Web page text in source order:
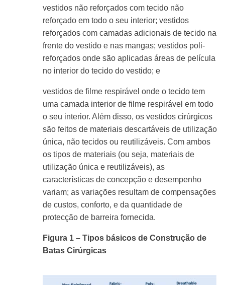
vestidos não reforçados com tecido não
reforçado em todo o seu interior; vestidos
reforçados com camadas adicionais de tecido na
frente do vestido e nas mangas; vestidos poli-
reforçados onde são aplicadas áreas de película
no interior do tecido do vestido; e
vestidos de filme respirável onde o tecido tem
uma camada interior de filme respirável em todo
o seu interior. Além disso, os vestidos cirúrgicos
são feitos de materiais descartáveis de utilização
única, não tecidos ou reutilizáveis. Com ambos
os tipos de materiais (ou seja, materiais de
utilização única e reutilizáveis), as
características de concepção e desempenho
variam; as variações resultam de compensações
de custos, conforto, e da quantidade de
protecção de barreira fornecida.
Figura 1 – Tipos básicos de Construção de
Batas Cirúrgicas